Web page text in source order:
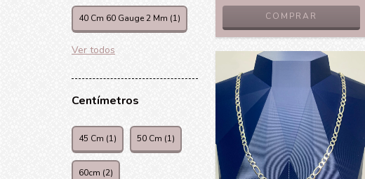
40 Cm 60 Gauge 2 Mm (1)
Ver todos
Centímetros
45 Cm (1) 50 Cm (1)
60cm (2)
COMPRAR